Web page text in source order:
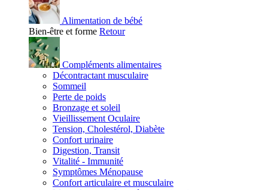
Alimentation de bébé
Bien-être et forme Retour
Compléments alimentaires
Décontractant musculaire
Sommeil
Perte de poids
Bronzage et soleil
Vieillissement Oculaire
Tension, Cholestérol, Diabète
Confort urinaire
Digestion, Transit
Vitalité - Immunité
Symptômes Ménopause
Confort articulaire et musculaire